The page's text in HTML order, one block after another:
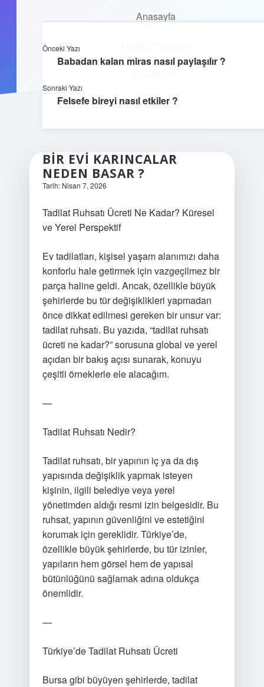
Anasayfa
Hakkımızda
aç
İnternetin sırlarını eğlenceli keşfet!
BIR EVI KARINCALAR
NEDEN BASAR ?
Tarih: Nisan 7, 2026
Tadilat Ruhsatı Ücreti Ne Kadar? Küresel
ve Yerel Perspektif
Ev tadilatları, kişisel yaşam alanımızı daha
konforlu hale getirmek için vazgeçilmez bir
parça haline geldi. Ancak, özellikle büyük
şehirlerde bu tür değişiklikleri yapmadan
önce dikkat edilmesi gereken bir unsur var:
tadilat ruhsatı. Bu yazıda, “tadilat ruhsatı
ücreti ne kadar?” sorusuna global ve yerel
açıdan bir bakış açısı sunarak, konuyu
çeşitli örneklerle ele alacağım.
—
Tadilat Ruhsatı Nedir?
Tadilat ruhsatı, bir yapının iç ya da dış
yapısında değişiklik yapmak isteyen
kişinin, ilgili belediye veya yerel
yönetimden aldığı resmi izin belgesidir. Bu
ruhsat, yapının güvenliğini ve estetiğini
korumak için gereklidir. Türkiye’de,
özellikle büyük şehirlerde, bu tür izinler,
yapıların hem görsel hem de yapısal
bütünlüğünü sağlamak adına oldukça
önemlidir.
—
Türkiye’de Tadilat Ruhsatı Ücreti
Bursa gibi büyüyen şehirlerde, tadilat
Önceki Yazı
Babadan kalan miras nasıl paylaşılır ?
Sonraki Yazı
Felsefe bireyi nasıl etkiler ?
Anasayfa
Yasal Uyarı